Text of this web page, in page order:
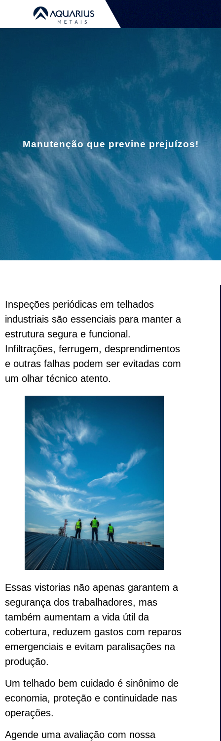
Manutenção que previne prejuízos!
Inspeções periódicas em telhados
industriais são essenciais para manter a
estrutura segura e funcional.
Infiltrações, ferrugem, desprendimentos
e outras falhas podem ser evitadas com
um olhar técnico atento.
Essas vistorias não apenas garantem a
segurança dos trabalhadores, mas
também aumentam a vida útil da
cobertura, reduzem gastos com reparos
emergenciais e evitam paralisações na
produção.
Um telhado bem cuidado é sinônimo de
economia, proteção e continuidade nas
operações.
Agende uma avaliação com nossa